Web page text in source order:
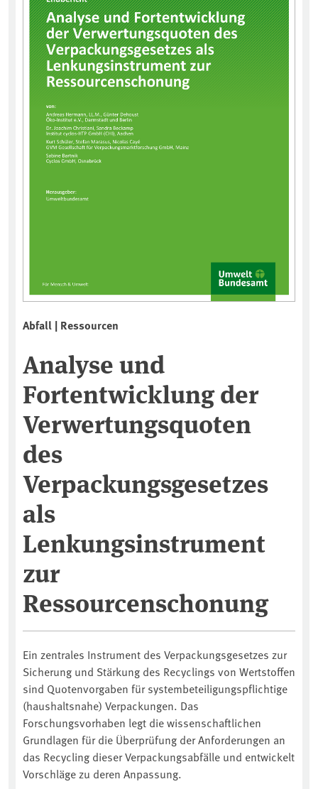
Abfall | Ressourcen
Analyse und
Fortentwicklung der
Verwertungsquoten
des
Verpackungsgesetzes
als
Lenkungsinstrument
zur
Ressourcenschonung
Ein zentrales Instrument des Verpackungsgesetzes zur
Sicherung und Stärkung des Recyclings von Wertstoffen
sind Quotenvorgaben für systembeteiligungspflichtige
(haushaltsnahe) Verpackungen. Das
Forschungsvorhaben legt die wissenschaftlichen
Grundlagen für die Überprüfung der Anforderungen an
das Recycling dieser Verpackungsabfälle und entwickelt
Vorschläge zu deren Anpassung.